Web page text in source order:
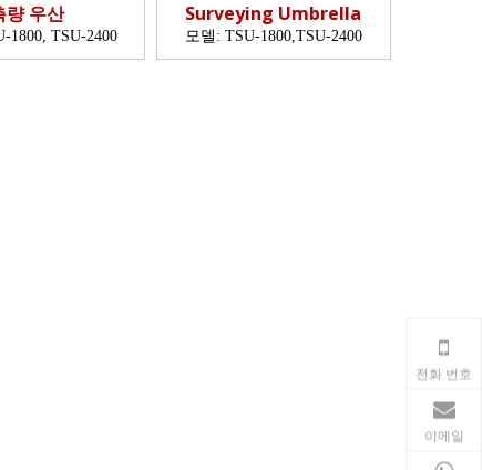
량 우산
1800, TSU-2400
Surveying Umbrella
모델: TSU-1800,TSU-2400
전화 번호
이메일